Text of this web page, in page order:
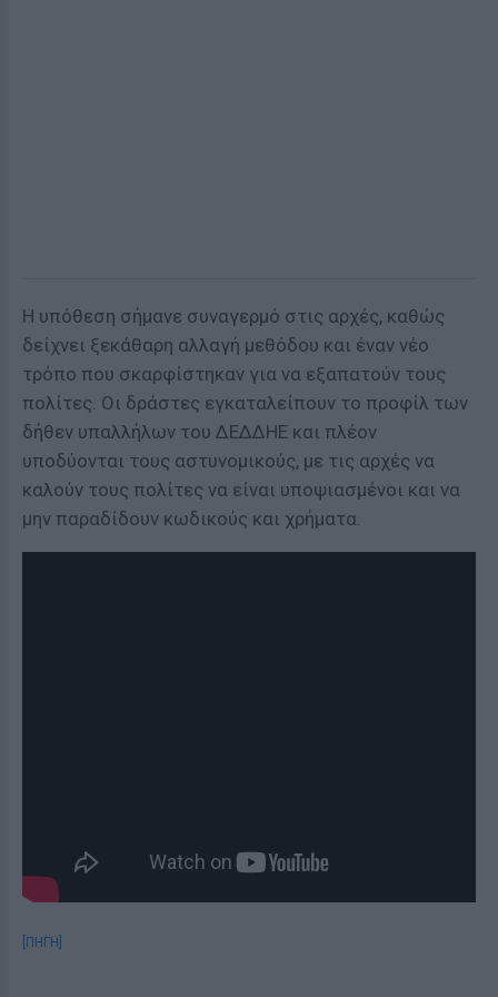
Η υπόθεση σήμανε συναγερμό στις αρχές, καθώς
δείχνει ξεκάθαρη αλλαγή μεθόδου και έναν νέο
τρόπο που σκαρφίστηκαν για να εξαπατούν τους
πολίτες. Οι δράστες εγκαταλείπουν το προφίλ των
δήθεν υπαλλήλων του ΔΕΔΔΗΕ και πλέον
υποδύονται τους αστυνομικούς, με τις αρχές να
καλούν τους πολίτες να είναι υποψιασμένοι και να
μην παραδίδουν κωδικούς και χρήματα.
[ΠΗΓΗ]